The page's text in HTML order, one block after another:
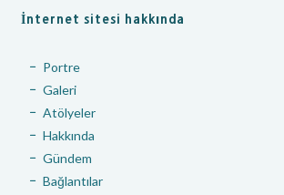
İnternet sitesi hakkında
Portre
Galeri
Atölyeler
Hakkında
Gündem
Bağlantılar